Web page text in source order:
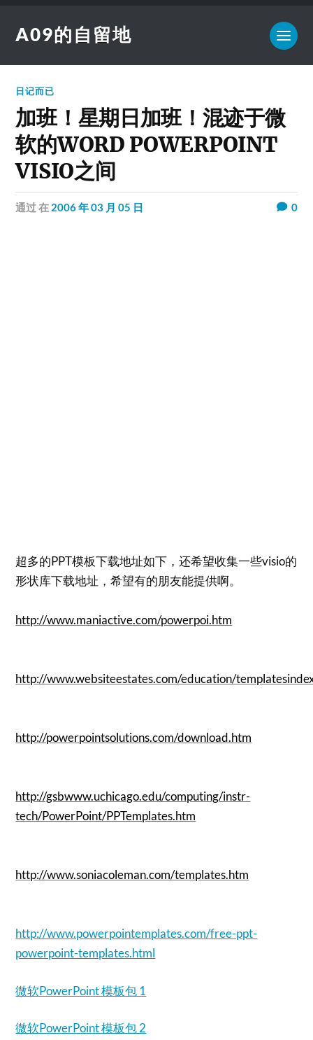
A09的自留地
日记而已
加班！星期日加班！混迹于微
软的WORD POWERPOINT
VISIO之间
通过在 2006 年 03 月 05 日 0
超多的PPT模板下载地址如下，还希望收集一些visio的
形状库下载地址，希望有的朋友能提供啊。
http://www.maniactive.com/powerpoi.htm
http://www.websiteestates.com/education/
http://powerpointsolutions.com/download.htm
http://gsbwww.uchicago.edu/computing/instr-
tech/PowerPoint/PPTemplates.htm
http://www.soniacoleman.com/templates.htm
http://www.powerpointemplates.com/free-ppt-
powerpoint-templates.html
微软PowerPoint 模板包 1
微软PowerPoint 模板包 2